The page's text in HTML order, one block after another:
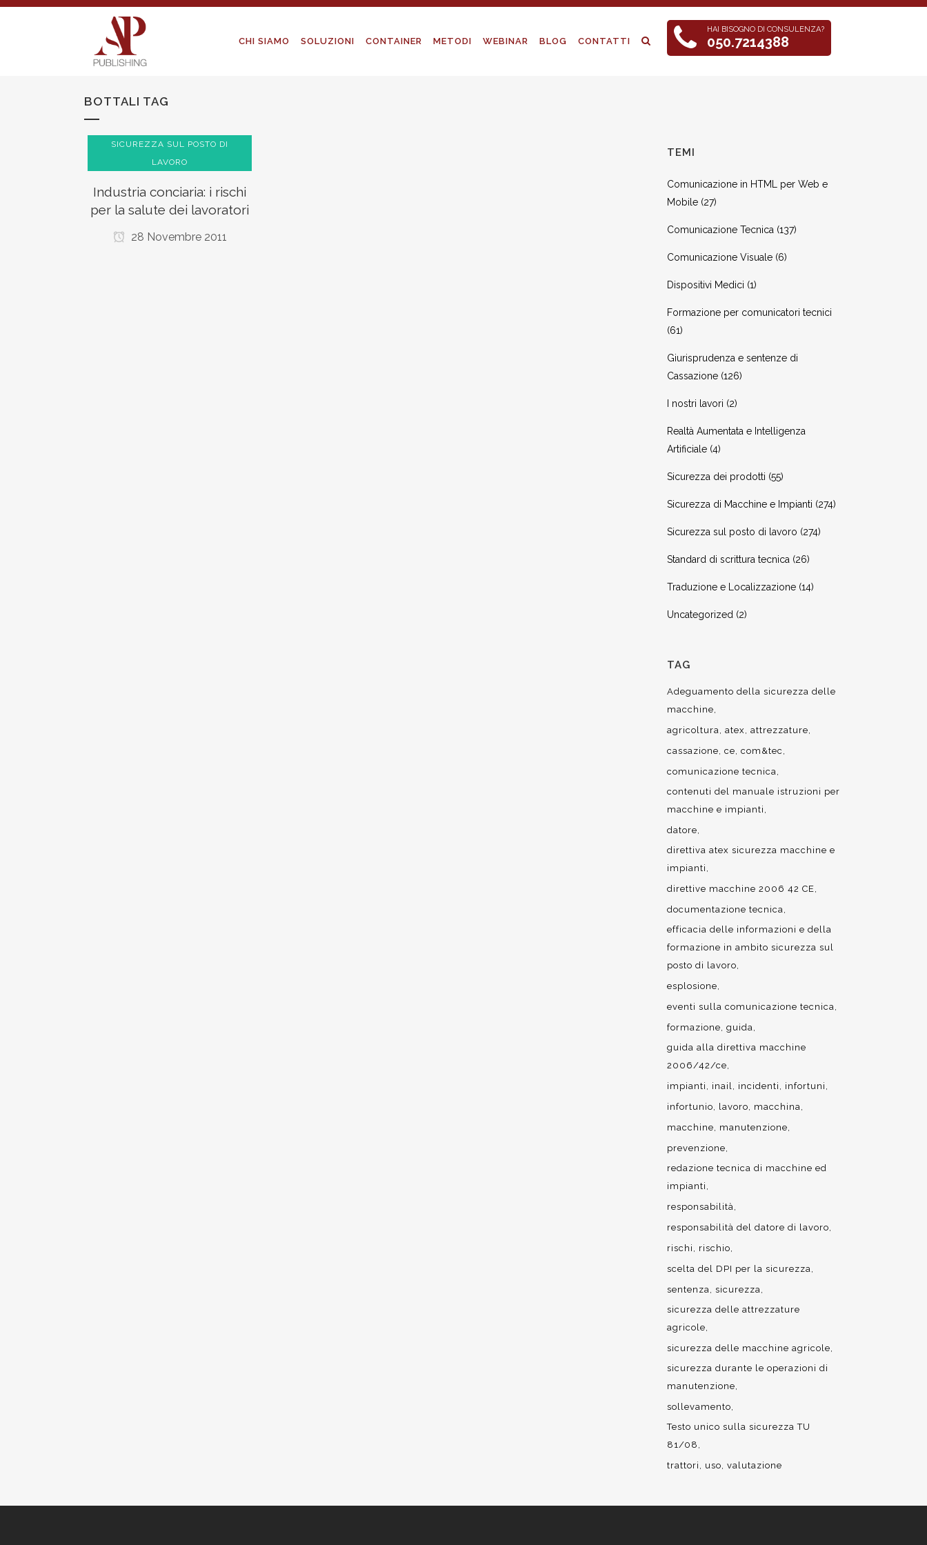
HAI BISOGNO DI CONSULENZA?
050.7214388
CHI SIAMO SOLUZIONI CONTAINER METODI WEBINAR BLOG CONTATTI
BOTTALI TAG
SICUREZZA SUL POSTO DI
LAVORO
Industria conciaria: i rischi
per la salute dei lavoratori
28 Novembre 2011
TEMI
Comunicazione in HTML per Web e
Mobile (27)
Comunicazione Tecnica (137)
Comunicazione Visuale (6)
Dispositivi Medici (1)
Formazione per comunicatori tecnici
(61)
Giurisprudenza e sentenze di
Cassazione (126)
I nostri lavori (2)
Realtà Aumentata e Intelligenza
Artificiale (4)
Sicurezza dei prodotti (55)
Sicurezza di Macchine e Impianti (274)
Sicurezza sul posto di lavoro (274)
Standard di scrittura tecnica (26)
Traduzione e Localizzazione (14)
Uncategorized (2)
TAG
Adeguamento della sicurezza delle
macchine
agricoltura atex
attrezzature
cassazione ce com&tec
comunicazione tecnica
contenuti del manuale istruzioni per
macchine e impianti
datore
direttiva atex sicurezza macchine e
impianti
direttive macchine 2006 42 CE
documentazione tecnica
efficacia delle informazioni e della
formazione in ambito sicurezza sul
posto di lavoro
esplosione
eventi sulla comunicazione tecnica
formazione guida
guida alla direttiva macchine
2006/42/ce
impianti
inail incidenti
infortuni
infortunio
lavoro
macchina
macchine
manutenzione
prevenzione
redazione tecnica di macchine ed
impianti
responsabilità
responsabilità del datore di lavoro
rischi
rischio
scelta del DPI per la sicurezza
sentenza sicurezza
sicurezza delle attrezzature
agricole
sicurezza delle macchine agricole
sicurezza durante le operazioni di
manutenzione
sollevamento
Testo unico sulla sicurezza TU
81/08
trattori
uso valutazione